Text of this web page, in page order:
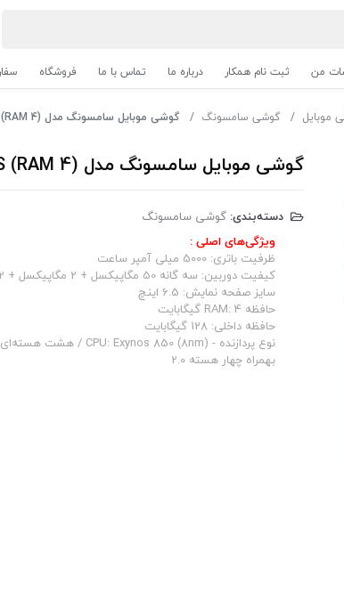
من ثبت نام همکار درباره ما تماس با ما فروشگاه
موبایل گوشی سامسونگ گوشی موبایل سامسونگ مدل Galaxy A04S (RAM 4) ظرفیت 128GB - مشکی (ویتنام)
گوشی موبایل سامسونگ مدل Galaxy A04S (RAM 4) ظرفیت 128GB - مشکی (ویتنام)
دسته‌بندی: گوشی سامسونگ
ویژگی‌های اصلی :
ظرفیت باتری: 5000 میلی آمپر ساعت
کیفیت دوربین: سه گانه 50 مگاپیکسل + 2 مگاپیکسل + 2 مگاپیکسل
سایز صفحه نمایش: 6.5 اینچ
حافظه RAM: 4 گیگابایت
حافظه داخلی: 128 گیگابایت
بهمراه چهار هسته 2.0